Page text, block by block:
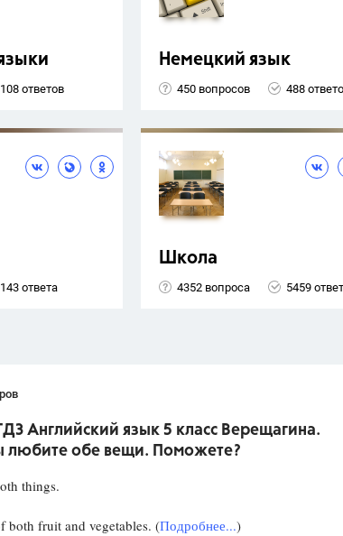
108 ответов
Немецкий язык
450 вопросов 488
143 ответа
Школа
4352 вопроса 5459
Английский язык 5 класс Верещагина.
любите обе вещи. Поможете?
things.
both fruit and vegetables. (Подробнее...)